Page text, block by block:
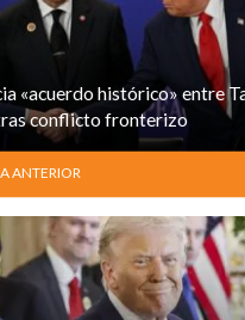
«acuerdo histórico» entre
conflicto fronterizo
ANTERIOR